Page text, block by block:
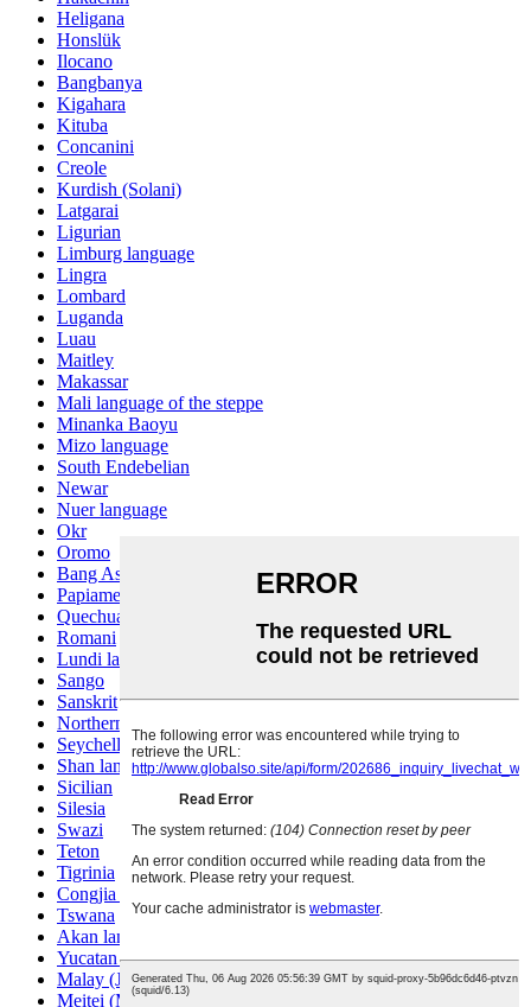
Heligana
Honslük
Ilocano
Bangbanya
Kigahara
Kituba
Concanini
Creole
Kurdish (Solani)
Latgarai
Ligurian
Limburg language
Lingra
Lombard
Luganda
Luau
Maitley
Makassar
Mali language of the steppe
Minanka Baoyu
Mizo language
South Endebelian
Newar
Nuer language
Okr
Oromo
Bang Ashinan
Papiamento
Quechua
Romani
Lundi language
Sango
Sanskrit
Northern Sotho
Seychelles Creole
Shan language
Sicilian
Silesia
Swazi
Teton
Tigrinia
Congjia language
Tswana
Akan language
Yucatan Mayan
Malay (Jawi)
Meitei (Manipuri)